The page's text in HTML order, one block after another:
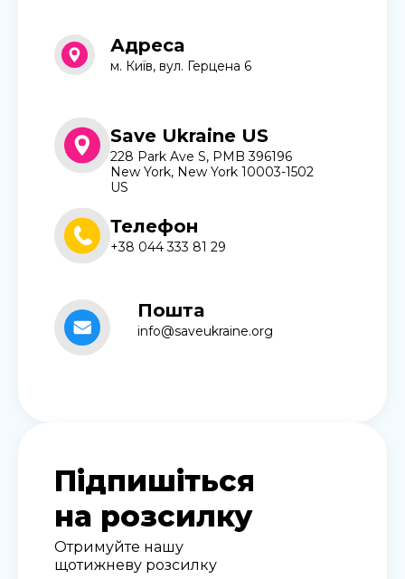
Адреса
м. Київ, вул. Герцена 6
Save Ukraine US
228 Park Ave S, PMB 396196
New York, New York 10003-1502
US
Телефон
+38 044 333 81 29
Пошта
info@saveukraine.org
Підпишіться
на розсилку
Отримуйте нашу
щотижневу розсилку